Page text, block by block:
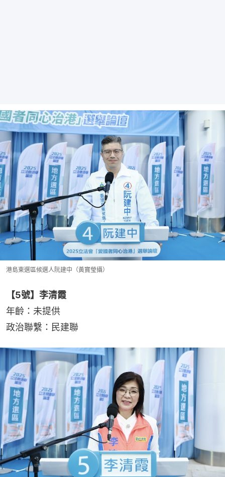
港島東選區候選人阮建中（黃寶瑩攝）
【5號】李清霞
年齡：未提供
政治聯繫：民建聯